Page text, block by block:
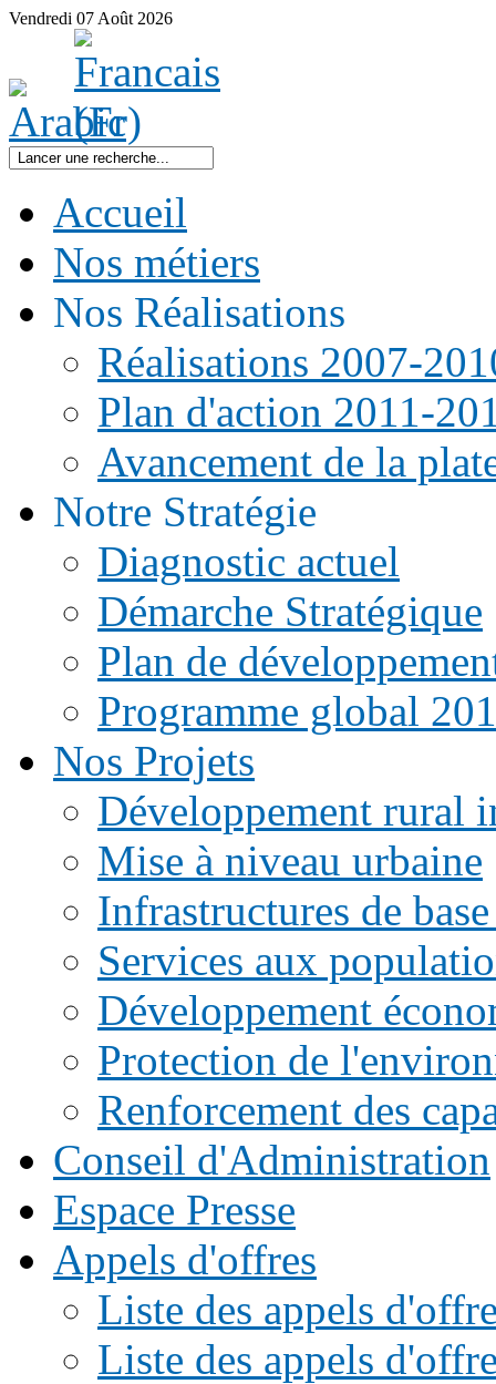
Vendredi 07 Août 2026
Accueil
Nos métiers
Nos Réalisations
Réalisations 2007-
Plan d'action 2011-
Avancement de la
Notre Stratégie
Diagnostic actuel
Démarche Stratégique
Plan de
Programme global
Nos Projets
Développement rural
Mise à niveau urbaine
Infrastructures de
Services aux
Développement
Protection de
Renforcement des
Conseil d'Administration
Espace Presse
Appels d'offres
Liste des appels
Liste des appels